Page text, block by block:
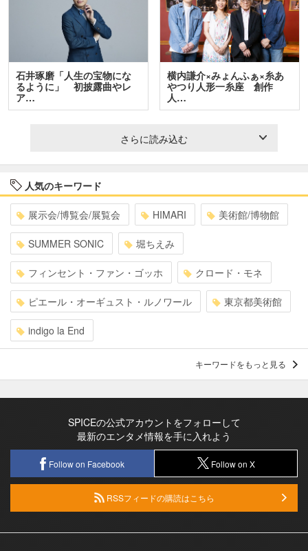
石井琢磨「人生の宝物にな
るように」 初披露曲やレ
ア…
横内謙介×みょんふぁ×糸あ
やつり人形一糸座 創作
人…
さらに読み込む
人気のキーワード
展示会/博覧会/展覧会 HIMARI 美術館/博物館
SUMMER SONIC 堀ちえみ
フィンセント・ファン・ゴッホ クロード・モネ
ピエール・オーギュスト・ルノワール 東京都美術館
indigo la End
キーワードをもっと見る
SPICEの公式アカウントをフォローして
最新のエンタメ情報を手に入れよう
Follow on Facebook Follow on X
RSSフィードの購読はこちら